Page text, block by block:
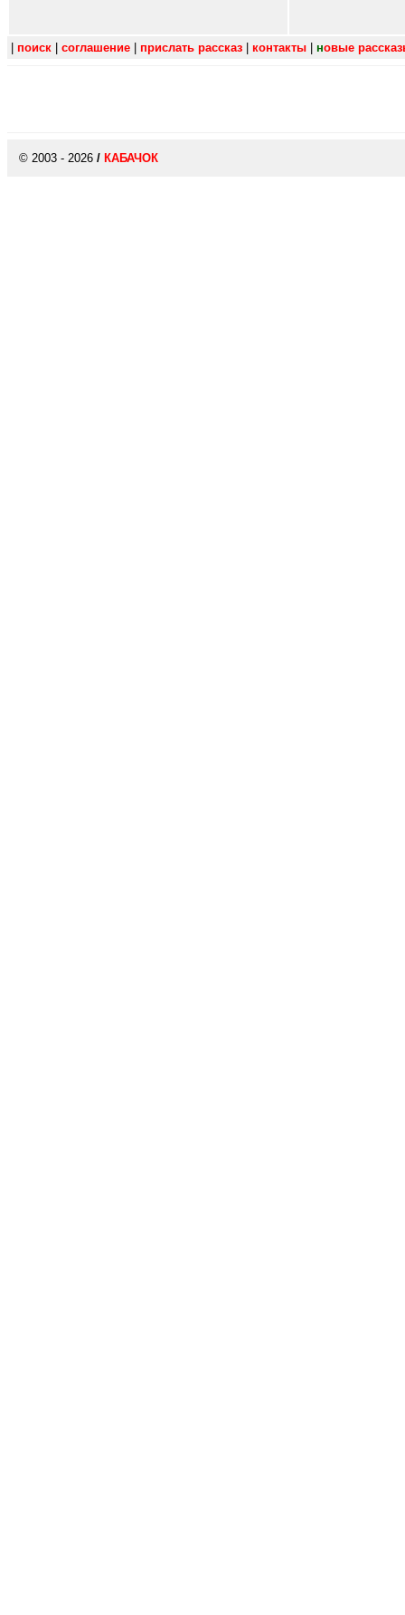
поиск соглашение прислать рассказ контакты новые
© 2003 - 2026 / КАБАЧОК